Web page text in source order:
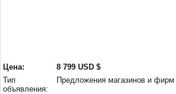
Цена:
8 799 USD $
Тип
объявления:
Предложения магазинов и фирм